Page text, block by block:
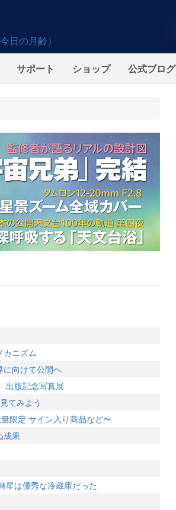
サポート ショップ 公式ブログ
ニズム
に向けて公開へ
出版記念写真展
てみよう
限定 サイン入り商品など〜
成果
星は優秀な冷蔵庫だった